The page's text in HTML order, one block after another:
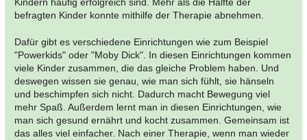
Kindern häufig erfolgreich sind. Mehr als die Hälfte der
befragten Kinder konnte mithilfe der Therapie abnehmen.
Dafür gibt es verschiedene Einrichtungen wie zum Beispiel
"Powerkids" oder "Moby Dick". In diesen Einrichtungen kommen
viele Kinder zusammen, die das gleiche Problem haben. Und
deswegen wissen sie genau, wie man sich fühlt, sie hänseln
und beschimpfen sich nicht. Dadurch macht Bewegung viel
mehr Spaß. Außerdem lernt man in diesen Einrichtungen, wie
man sich gesund ernährt und kocht zusammen. Gemeinsam ist
das alles viel einfacher. Nach einer Therapie, wenn man wieder